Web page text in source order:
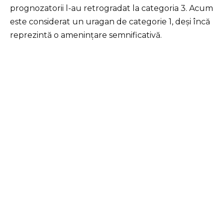
prognozatorii l-au retrogradat la categoria 3. Acum
este considerat un uragan de categorie 1, deși încă
reprezintă o amenințare semnificativă.